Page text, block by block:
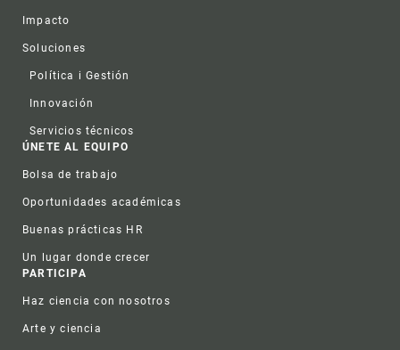
Impacto
Soluciones
Política i Gestión
Innovación
Servicios técnicos
ÚNETE AL EQUIPO
Bolsa de trabajo
Oportunidades académicas
Buenas prácticas HR
Un lugar donde crecer
PARTICIPA
Haz ciencia con nosotros
Arte y ciencia